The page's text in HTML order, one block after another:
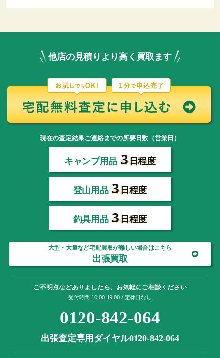
他店の見積りより高く買取ます
現在の査定結果ご連絡までの所要日数（営業日）
キャンプ用品 3日程度
登山用品 3日程度
釣具用品 3日程度
大型・大量など宅配買取が難しい場合はこちら
出張買取
ご不明点などありましたら、お気軽にご相談ください
受付時間 10:00-19:00 / 定休日なし
0120-842-064
出張査定専用ダイヤル0120-842-064